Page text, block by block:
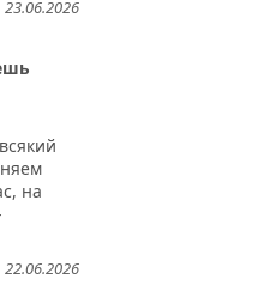
23.06.2026
на
22.06.2026